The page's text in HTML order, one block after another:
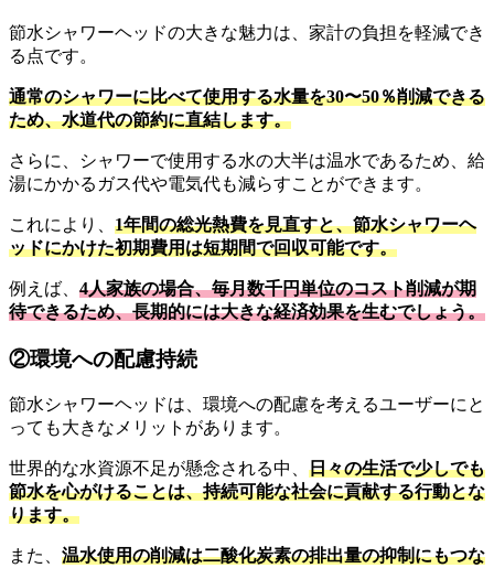
節水シャワーヘッドの大きな魅力は、家計の負担を軽減でき
る点です。
通常のシャワーに比べて使用する水量を30〜50％削減できる
ため、水道代の節約に直結します。
さらに、シャワーで使用する水の大半は温水であるため、給
湯にかかるガス代や電気代も減らすことができます。
これにより、 1年間の総光熱費を見直すと、節水シャワーヘ
ッドにかけた初期費用は短期間で回収可能です。
例えば、 4人家族の場合、毎月数千円単位のコスト削減が期
待できるため、長期的には大きな経済効果を生むでしょう。
②環境への配慮持続
節水シャワーヘッドは、環境への配慮を考えるユーザーにと
っても大きなメリットがあります。
世界的な水資源不足が懸念される中、 日々の生活で少しでも
節水を心がけることは、持続可能な社会に貢献する行動とな
ります。
また、 温水使用の削減は二酸化炭素の排出量の抑制にもつな